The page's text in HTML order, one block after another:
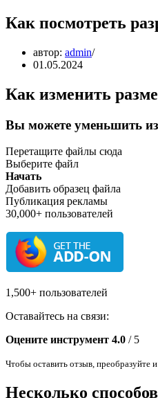
Как посмотреть
автор: admin
01.05.2024
Как изменить
Вы можете уменьшить
Перетащите файлы сюда
Выберите файл
Начать
Добавить образец файла
Публикация рекламы
30,000+ пользователей
1,500+ пользователей
Оставайтесь на связи:
Оцените инструмент 4.0 / 5
Чтобы оставить отзыв, преобразуйте
Несколько